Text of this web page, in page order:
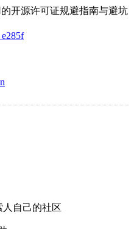
开源许可证规避指南与避坑
e285f
人自己的社区